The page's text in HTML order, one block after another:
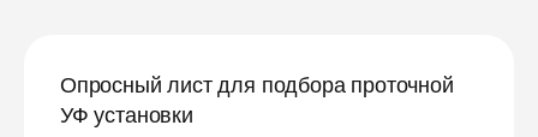
Опросный лист для подбора проточной
УФ установки